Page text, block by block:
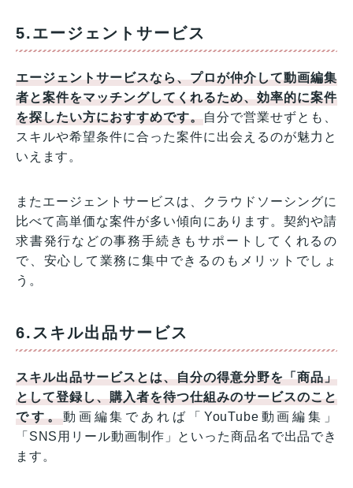
5.エージェントサービス
エージェントサービスなら、プロが仲介して動画編集
者と案件をマッチングしてくれるため、効率的に案件
を探したい方におすすめです。自分で営業せずとも、
スキルや希望条件に合った案件に出会えるのが魅力と
いえます。
またエージェントサービスは、クラウドソーシングに
比べて高単価な案件が多い傾向にあります。契約や請
求書発行などの事務手続きもサポートしてくれるの
で、安心して業務に集中できるのもメリットでしょ
う。
6.スキル出品サービス
スキル出品サービスとは、自分の得意分野を「商品」
として登録し、購入者を待つ仕組みのサービスのこと
です。動画編集であれば「YouTube動画編集」
「SNS用リール動画制作」といった商品名で出品でき
ます。